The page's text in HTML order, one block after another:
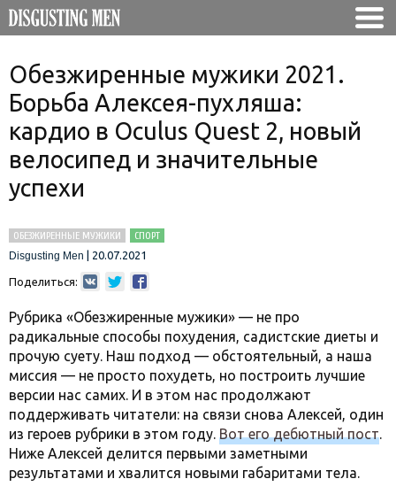
Обезжиренные мужики 2021.
Борьба Алексея-пухляша:
кардио в Oculus Quest 2, новый
велосипед и значительные
успехи
ОБЕЗЖИРЕННЫЕ МУЖИКИ
СПОРТ
Disgusting Men
20.07.2021
Поделиться:
Рубрика «Обезжиренные мужики» — не про
радикальные способы похудения, садистские диеты и
прочую суету. Наш подход — обстоятельный, а наша
миссия — не просто похудеть, но построить лучшие
версии нас самих. И в этом нас продолжают
поддерживать читатели: на связи снова Алексей, один
из героев рубрики в этом году. Вот его дебютный пост.
Ниже Алексей делится первыми заметными
результатами и хвалится новыми габаритами тела.